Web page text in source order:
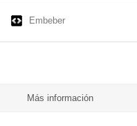
Embeber
Más información